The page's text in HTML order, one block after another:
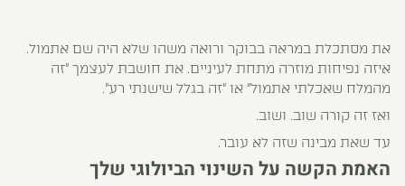
את מסתכלת במראה בבוקר ורואה משהו שלא היה שם אתמול.
איזה נפיחות מוזרה מתחת לעיניים. את חושבת לעצמך "זה
מהמלח שאכלתי אתמול" או "זה בגלל שישנתי רע".
ואז זה קורה שוב. ושוב.
עד שאת מבינה שזה לא עובר.
האמת הקשה על השינוי הביולוגי שלך